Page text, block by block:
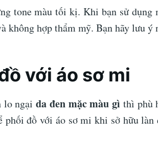
tone màu tối kị. Khi bạn sử dụng
không hợp thẩm mỹ. Bạn hãy lưu ý
với áo sơ mi
lo ngạida đen mặc màu gì thì phù
phối đồ với áo sơ mi khi sở hữu làn